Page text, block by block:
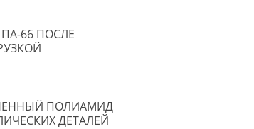
66 ПОСЛЕ
ПОЛИАМИД
ДЕТАЛЕЙ